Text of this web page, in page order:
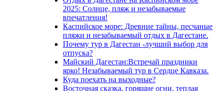
2025: Солнце, пляж и незабываемые
впечатления!
Каспийское море: Древние тайны, песчаные
пляжи и незабываемый отдых в Дагестане.
Почему тур в Дагестан -лучший выбор для
отпуска?
Майский Дагестан:Встречай праздники
ярко! Незабываемый тур в Сердце Кавказа.
Куда поехать на выходные?
Восточная сказка, горящие огни, теплая